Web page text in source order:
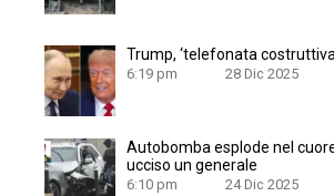
Trump, ‘telefonata costruttiva
6:19 pm 28 Dic 2025
Autobomba esplode nel
ucciso un generale
6:10 pm 24 Dic 2025